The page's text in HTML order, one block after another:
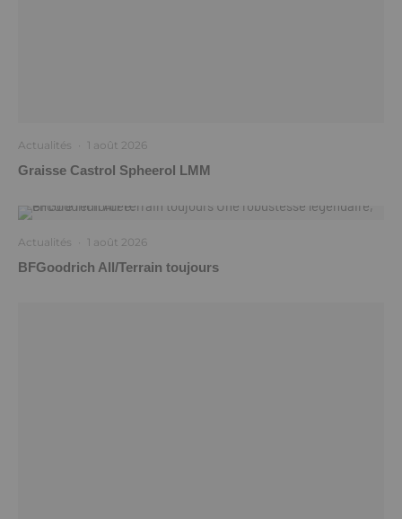
Actualités · 1 août 2026
Graisse Castrol Spheerol LMM
Actualités · 1 août 2026
BFGoodrich All/Terrain toujours